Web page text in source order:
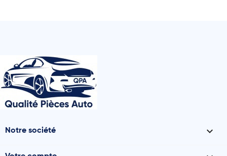
Notre société 